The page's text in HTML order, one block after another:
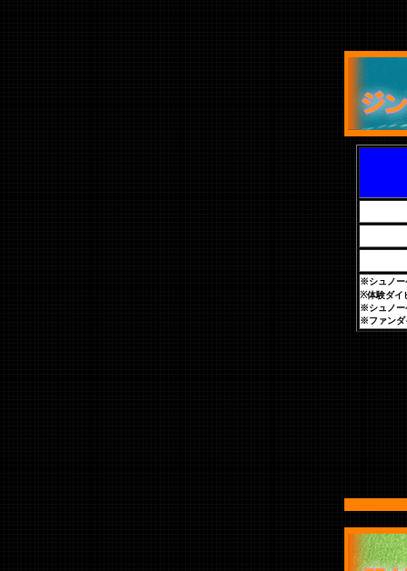
※シュノー
※体験ダイ
※シュノー
※ファンダ